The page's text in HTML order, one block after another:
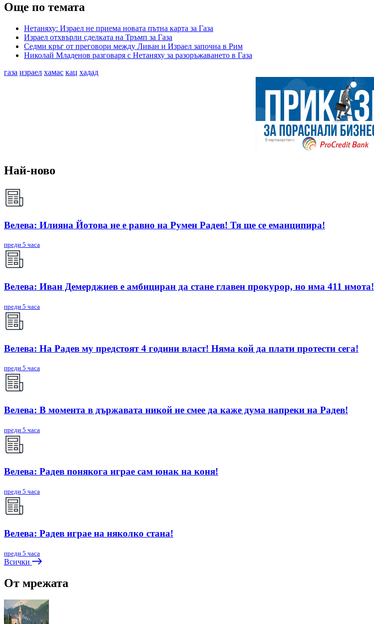
Още по темата
Нетаняху: Израел не приема новата пътна карта за Газа
Израел отхвърли сделката на Тръмп за Газа
Седми кръг от преговори между Ливан и Израел започна в Рим
Николай Младенов разговаря с Нетаняху за разоръжаването в Газа
газа израел хамас кац хадад
Най-ново
Велева: Илияна Йотова не е равно на Румен Радев! Тя ще се еманципира!
преди 5 часа
Велева: Иван Демерджиев е амбициран да стане главен прокурор, но има 411 имота!
преди 5 часа
Велева: На Радев му предстоят 4 години власт! Няма кой да плати протести сега!
преди 5 часа
Велева: В момента в държавата никой не смее да каже дума напреки на Радев!
преди 5 часа
Велева: Радев понякога играе сам юнак на коня!
преди 5 часа
Велева: Радев играе на няколко стана!
преди 5 часа
Всички
От мрежата